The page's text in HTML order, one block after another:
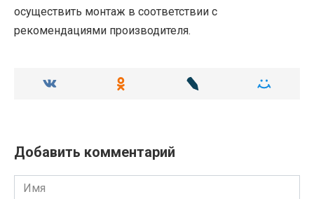
осуществить монтаж в соответствии с
рекомендациями производителя.
Добавить комментарий
Имя